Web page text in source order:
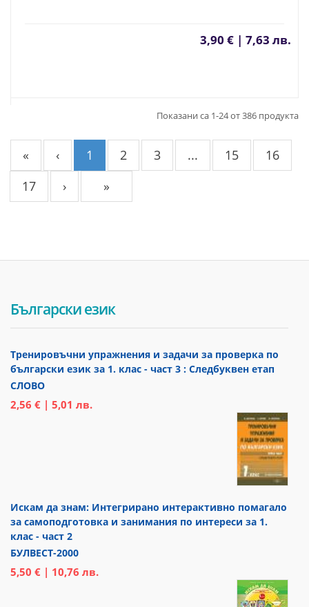
3,90 € | 7,63 лв.
Показани са 1-24 от 386 продукта
« ‹ 1 2 3 ... 15
16
17
› »
Български език
Тренировъчни упражнения и задачи за проверка по
български език за 1. клас - част 3 : Следбуквен етап
СЛОВО
2,56 € | 5,01 лв.
Искам да знам: Интегрирано интерактивно помагало
за самоподготовка и занимания по интереси за 1.
клас - част 2
БУЛВЕСТ-2000
5,50 € | 10,76 лв.